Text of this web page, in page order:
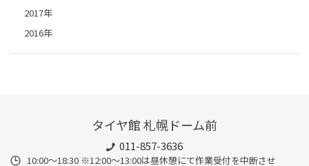
2017年
2016年
タイヤ館 札幌ドーム前
011-857-3636
10:00～18:30 ※12:00～13:00は昼休憩にて作業受付を中断させ